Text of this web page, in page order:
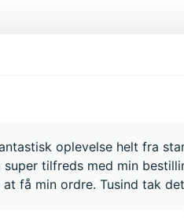
oplevelse helt fra
tilfreds med min
få min ordre. Tusind tak